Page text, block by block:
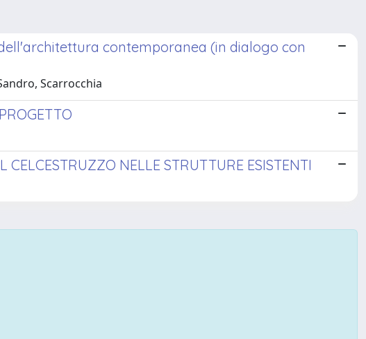
contemporanea (in dialogo con
Scarrocchia
NELLE STRUTTURE ESISTENTI